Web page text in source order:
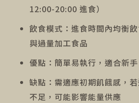
12:00-20:00 進食）
飲食模式：進食時間內均衡
與過量加工食品
優點：簡單易執行，適合新手
缺點：需適應初期飢餓感，
不足，可能影響能量供應